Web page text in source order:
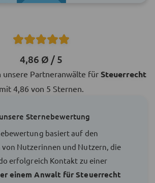
4,86 Ø / 5
unsere Partneranwälte für Steuerrecht
mit 4,86 von 5 Sternen.
Sternebewertung
basiert auf den
Nutzerinnen und Nutzern, die
erfolgreich Kontakt zu einer
einem Anwalt für Steuerrecht